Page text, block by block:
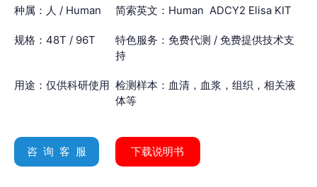
种属：人 / Human 简索英文：Human ADCY2 Elisa KIT
规格：48T / 96T
特色服务：免费代测 / 免费提供技术支
持
用途：仅供科研使用 检测样本：血清，血浆，组织，相关液
体等
咨 询 客 服 下载说明书